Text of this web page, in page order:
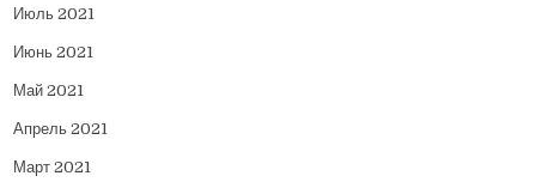
Июль 2021
Июнь 2021
Май 2021
Апрель 2021
Март 2021